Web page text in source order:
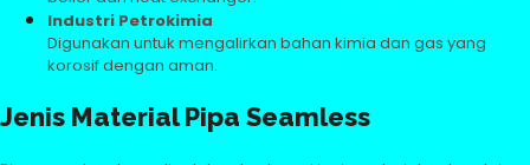
Industri Petrokimia
Digunakan untuk mengalirkan bahan kimia dan gas yang
korosif dengan aman.
Jenis Material Pipa Seamless